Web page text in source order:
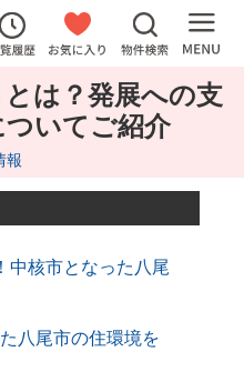
は？発展への支
いてご紹介
報
中核市となった八尾
八尾市の住環境を